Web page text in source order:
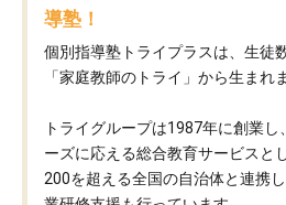
導塾！
個別指導塾トライプラスは、生徒
「家庭教師のトライ」から生まれ
トライグループは1987年に創業
ーズに応える総合教育サービスと
200を超える全国の自治体と連携